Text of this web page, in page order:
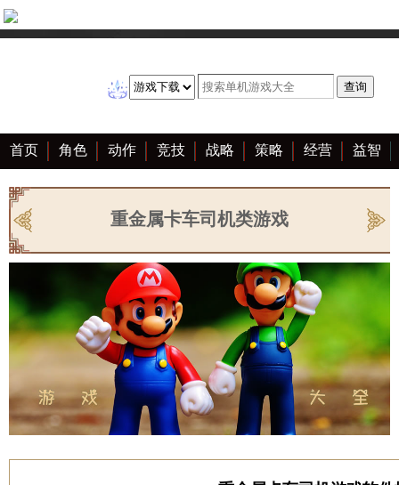
首页 角色 动作 竞技 战略 策略 经营 益智
冒险 棋牌 赛车 音乐 恋爱 单机 大全
重金属卡车司机类游戏